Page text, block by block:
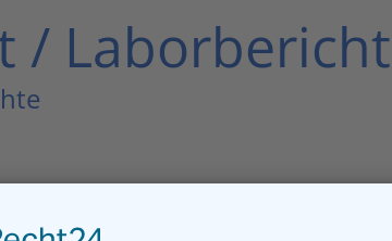
/ Laborbericht